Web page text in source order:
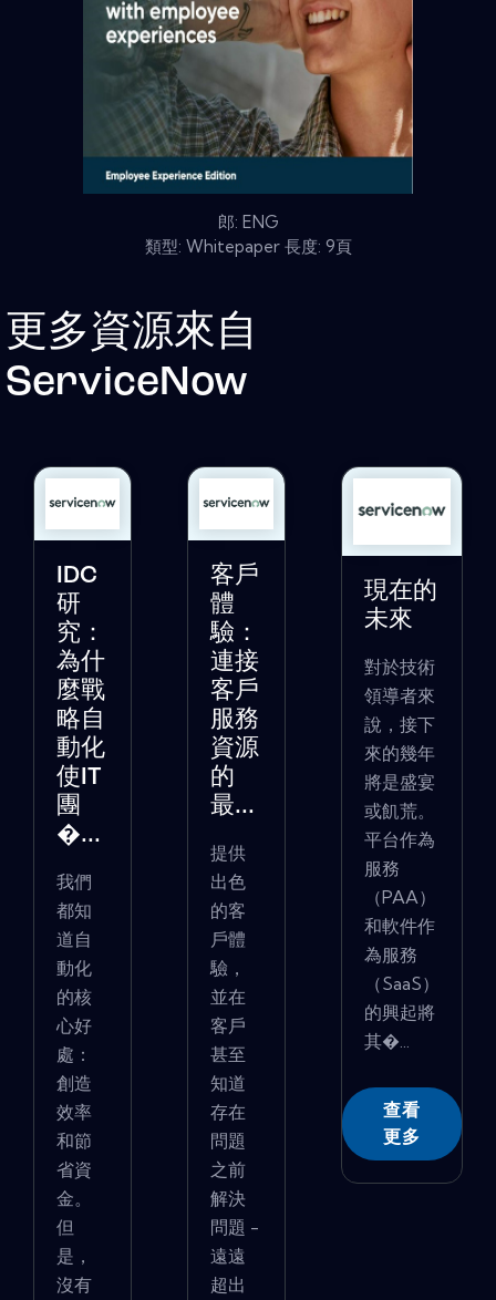
郎: ENG
類型: Whitepaper 長度: 9頁
更多資源來自
ServiceNow
IDC
研
究：
為什
麼戰
略自
動化
使IT
團
�...
我們
都知
道自
動化
的核
心好
處：
創造
效率
和節
省資
金。
但
是，
沒有
客戶
體
驗：
連接
客戶
服務
資源
的
最...
提供
出色
的客
戶體
驗，
並在
客戶
甚至
知道
存在
問題
之前
解決
問題 -
遠遠
超出
現在的
未來
對於技術
領導者來
說，接下
來的幾年
將是盛宴
或飢荒。
平台作為
服務
（PAA）
和軟件作
為服務
（SaaS）
的興起將
其�...
查看
更多